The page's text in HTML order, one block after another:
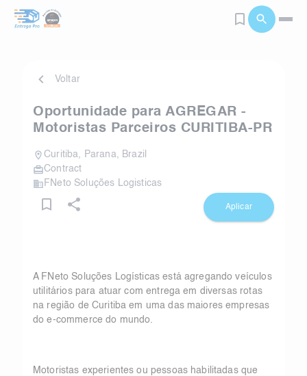
Voltar
Oportunidade para AGREGAR -
Motoristas Parceiros CURITIBA-PR
Curitiba, Parana, Brazil
Contract
FNeto Soluções Logisticas
Aplicar
A FNeto Soluções Logísticas está agregando veículos
utilitários para atuar com entrega em diversas rotas
na região de Curitiba em uma das maiores empresas
do e-commerce do mundo.
Motoristas experientes ou pessoas habilitadas que